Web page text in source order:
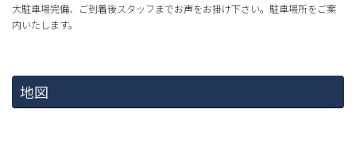
大駐車場完備、ご到着後スタッフまでお声をお掛け下さい。駐車場所をご案
内いたします。
地図